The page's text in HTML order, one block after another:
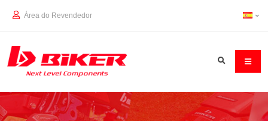
Área do Revendedor